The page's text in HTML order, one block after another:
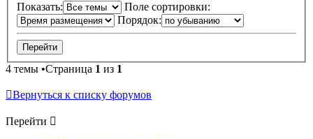
Показать:
Поле сортировки:
Порядок:
4 темы •Страница 1 из 1
Вернуться к списку форумов
Перейти